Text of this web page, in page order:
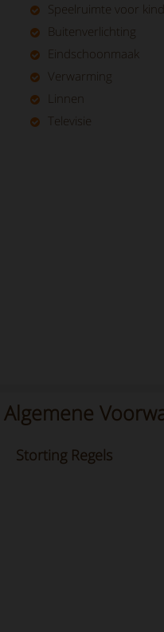
Speelruimte voor
Buitenverlichting
Eindschoonmaak
Verwarming
Linnen
Televisie
Algemene
Storting Regels